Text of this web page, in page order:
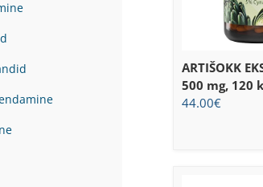
ARTIŠOKK
500 mg, 120
44.00€